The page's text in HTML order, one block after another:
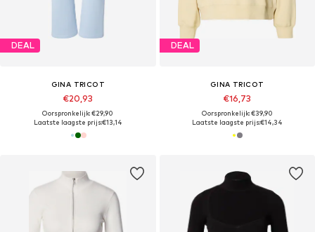
DEAL
GINA TRICOT
€20,93
Oorspronkelijk: €29,90
Laatste laagste prijs:€13,14
DEAL
GINA TRICOT
€16,73
Oorspronkelijk: €39,90
Laatste laagste prijs:€14,34